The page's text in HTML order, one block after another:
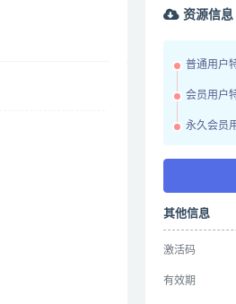
资源信息
普通用户
会员用户
永久会员
其他信息
激活码
有效期